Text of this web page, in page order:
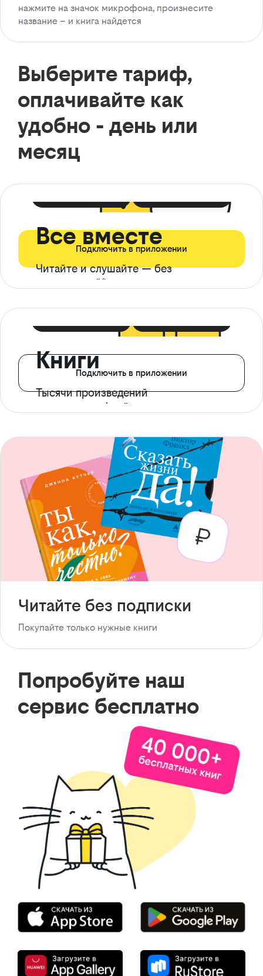
нажмите на значок микрофона, произнесите
название – и книга найдется
Выберите тариф,
оплачивайте как
удобно - день или
месяц
Все вместе
Читайте и слушайте — без
ограничений*
Подключить в приложении
Книги
Тысячи произведений
с доступом офлайн
Подключить в приложении
Читайте без подписки
Покупайте только нужные книги
Попробуйте наш
сервис бесплатно